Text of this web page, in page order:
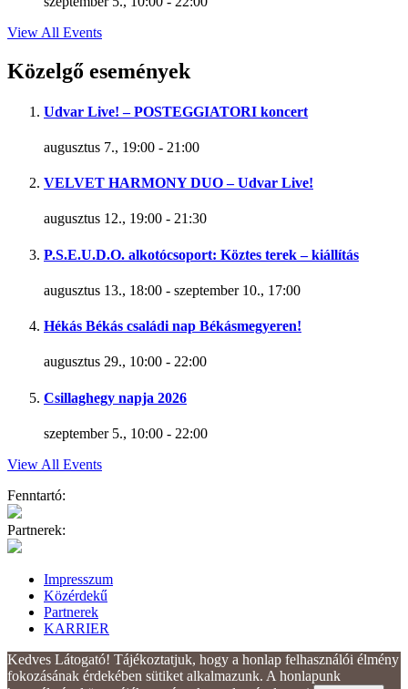
View All Events
Közelgő események
Udvar Live! – POSTEGGIATORI koncert
augusztus 7., 19:00 - 21:00
VELVET HARMONY DUO – Udvar Live!
augusztus 12., 19:00 - 21:30
P.S.E.U.D.O. alkotócsoport: Köztes terek – kiállítás
augusztus 13., 18:00 - szeptember 10., 17:00
Hékás Békás családi nap Békásmegyeren!
augusztus 29., 10:00 - 22:00
Csillaghegy napja 2026
szeptember 5., 10:00 - 22:00
View All Events
Fenntartó:
Partnerek:
Impresszum
Közérdekű
Partnerek
KARRIER
Kedves Látogató! Tájékoztatjuk, hogy a honlap felhasználói élmény
fokozásának érdekében sütiket alkalmazunk. A honlapunk